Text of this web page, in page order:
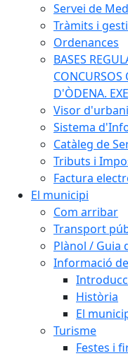
Servei de
Tràmits i
Ordenances
BASES
CONCURSOS
D'ÒDENA.
Visor
Sistema
Catàleg de
Tributs i
Factura
El municipi
Com arribar
Transport
Plànol / Guia
Informació
Història
El
Turisme
Festes i